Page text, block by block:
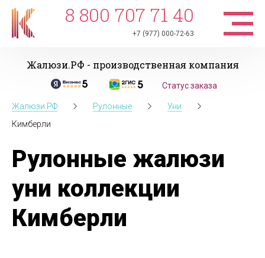
8 800 707 71 40
+7 (977) 000-72-63
Жалюзи.РФ - производственная компания
Статус заказа
Жалюзи.РФ Рулонные
Уни
Кимберли
Рулонные жалюзи
уни коллекции
Кимберли